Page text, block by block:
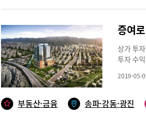
상가 투
투자 수
동산으로
심지여서
은 상가
2019-05-
부동산·금융 송파·강동·광진